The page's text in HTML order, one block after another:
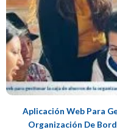
Aplicación Web Para
Organización De